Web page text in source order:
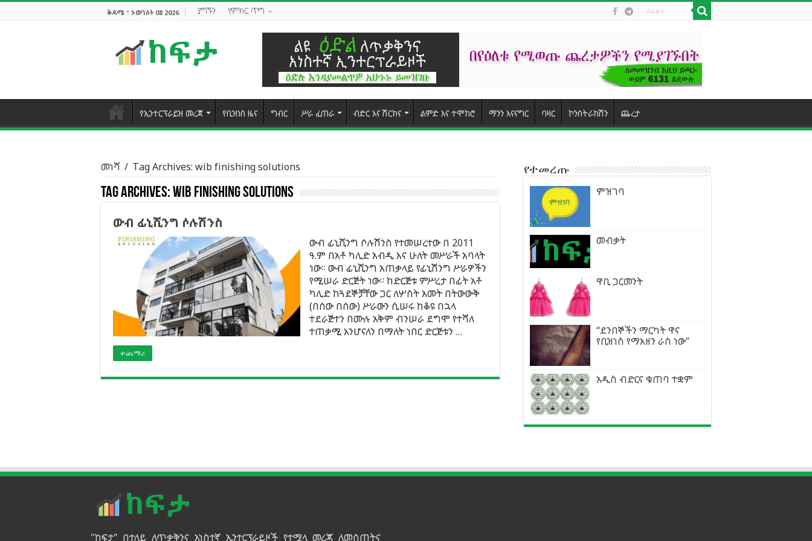
ቅዳሜ ፣ ኦውገስት 08 2026 ያግኙን የምክር ጥግ
የኢንተርፕራይዝ መረጃ የቢዝነስ ዜና ግብር ሥራ ፈጠራ ብድር እና ሽርክና ልምድ እና ተሞክሮ ማንን እናናግር ባዛር ኮንስትራክሽን ጨረታ
መነሻ / Tag Archives: wib finishing solutions
Tag Archives:wib finishing solutions
ውብ ፊኒሺንግ ሶሉሽንስ
ውብ ፊኒሺንግ ሶሉሽንስ የተመሠረተው በ 2011
ዓ.ም በአቶ ካሊድ አብዲ እና ሁለት መሥራች አባላት
ነው። ውብ ፊኒሺንግ አጠቃላይ የፊኒሽንግ ሥራዎችን
የሚሠራ ድርጅት ነው። ከድርጅቱ ምሥረታ በፊት አቶ
ካሊድ ከጓደኞቻቸው ጋር ለሦስት አመት በትውውቅ
(በሰው በሰው) ሥራውን ሲሠሩ ከቆዩ በኋላ
ተደራጅተን በሙሉ አቅም ብንሠራ ደግሞ የተሻለ
ተጠቃሚ እንሆናለን በማለት ነበር ድርጅቱን …
ተጨማሪ
የተመረጡ
ምዝገባ
መብቃት
ዋቢ ጋርመንት
“ደንበኞችን ማርካት ዋና
የቢዝነስ የማእዘን ራስ ነው”
አዲስ ብድርና ቁጠባ ተቋም
"ከፍታ" በተለይ ለጥቃቅንና አነስተኛ ኢንተርፕራይዞች የተሟላ መረጃ ለመስጠትና